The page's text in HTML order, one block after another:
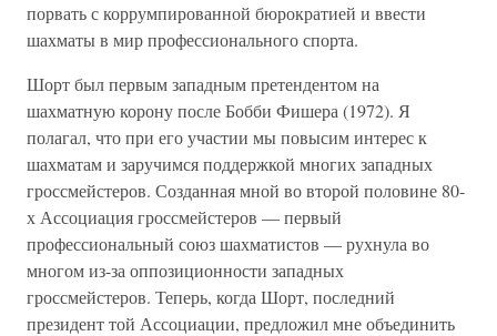
порвать с коррумпированной бюрократией и ввести
шахматы в мир профессионального спорта.
Шорт был первым западным претендентом на
шахматную корону после Бобби Фишера (1972). Я
полагал, что при его участии мы повысим интерес к
шахматам и заручимся поддержкой многих западных
гроссмейстеров. Созданная мной во второй половине 80-
х Ассоциация гроссмейстеров — первый
профессиональный союз шахматистов — рухнула во
многом из-за оппозиционности западных
гроссмейстеров. Теперь, когда Шорт, последний
президент той Ассоциации, предложил мне объединить